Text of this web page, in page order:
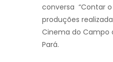
conversa “Contar
produções
Cinema do Campo
Pará.